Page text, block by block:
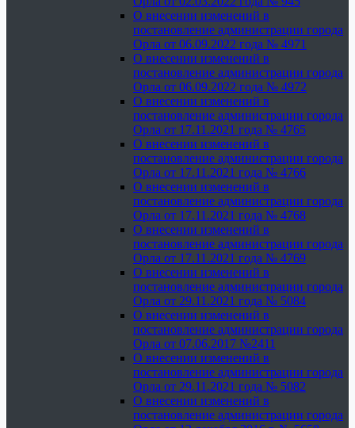
О внесении изменений в
постановление администрации города
Орла от 06.09.2022 года № 4971
О внесении изменений в
постановление администрации города
Орла от 06.09.2022 года № 4972
О внесении изменений в
постановление администрации города
Орла от 17.11.2021 года № 4765
О внесении изменений в
постановление администрации города
Орла от 17.11.2021 года № 4766
О внесении изменений в
постановление администрации города
Орла от 17.11.2021 года № 4768
О внесении изменений в
постановление администрации города
Орла от 17.11.2021 года № 4769
О внесении изменений в
постановление администрации города
Орла от 29.11.2021 года № 5084
О внесении изменений в
постановление администрации города
Орла от 07.06.2017 №2411
О внесении изменений в
постановление администрации города
Орла от 29.11.2021 года № 5082
О внесении изменений в
постановление администрации города